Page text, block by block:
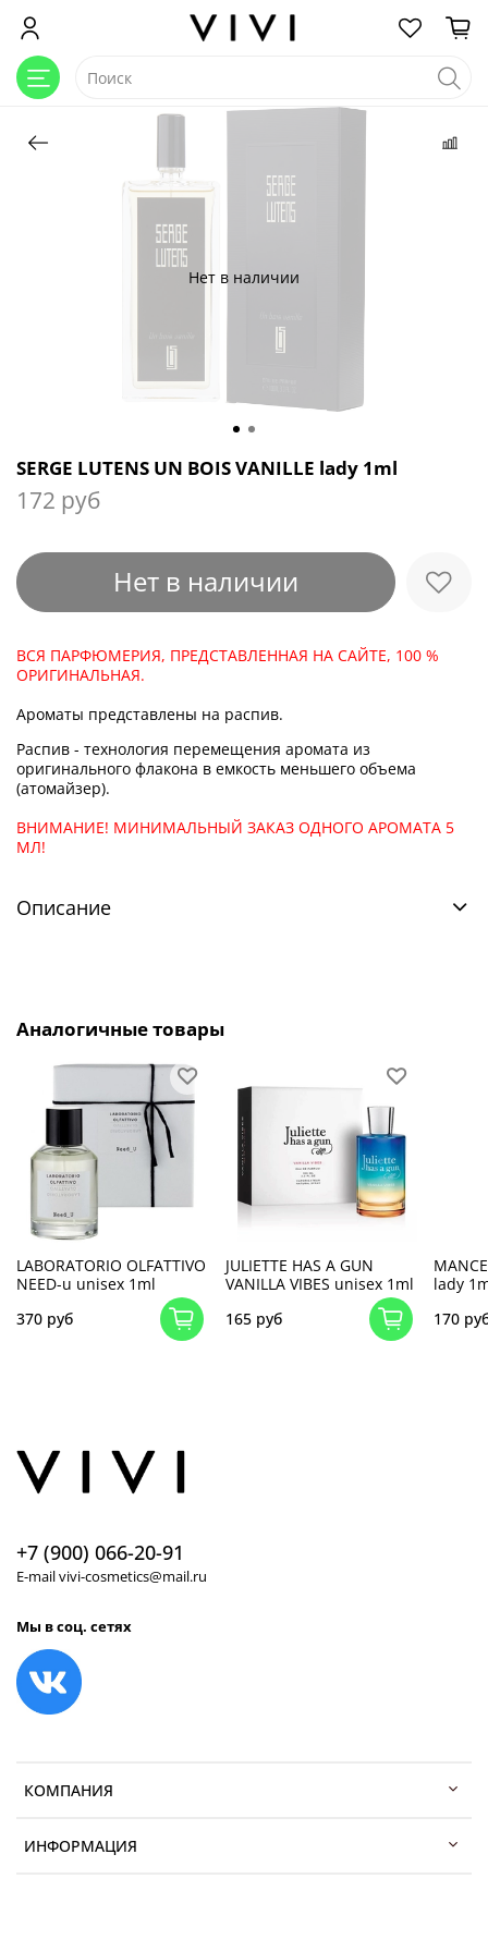
Нет в наличии
SERGE LUTENS UN BOIS VANILLE lady 1ml
172 руб
Нет в наличии
ВСЯ ПАРФЮМЕРИЯ, ПРЕДСТАВЛЕННАЯ НА САЙТЕ, 100 %
ОРИГИНАЛЬНАЯ.
Ароматы представлены на распив.
Распив - технология перемещения аромата из
оригинального флакона в емкость меньшего объема
(атомайзер).
ВНИМАНИЕ! МИНИМАЛЬНЫЙ ЗАКАЗ ОДНОГО АРОМАТА 5
МЛ!
Описание
Аналогичные товары
LABORATORIO OLFATTIVO
NEED-u unisex 1ml
370 руб
JULIETTE HAS A GUN
VANILLA VIBES unisex 1ml
165 руб
lady
170
КОМПАНИЯ
ИНФОРМАЦИЯ
+7 (900) 066-20-91
E-mail vivi-cosmetics@mail.ru
Мы в соц. сетях